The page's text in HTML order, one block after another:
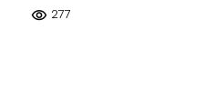
visibility 277